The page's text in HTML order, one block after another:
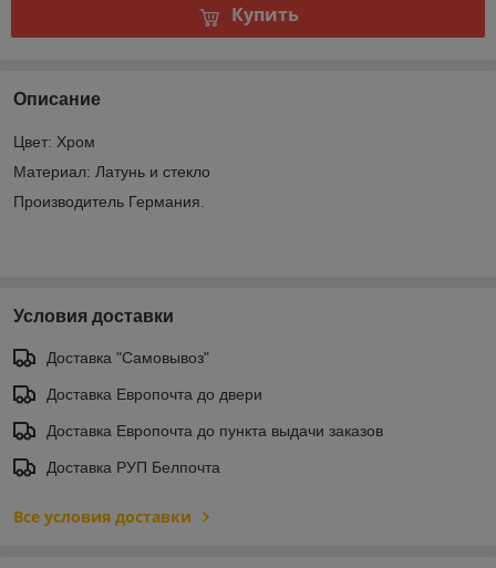
Купить
Описание
Цвет: Хром
Материал: Латунь и стекло
Производитель Германия.
Условия доставки
Доставка "Самовывоз"
Доставка Европочта до двери
Доставка Европочта до пункта выдачи заказов
Доставка РУП Белпочта
Все условия доставки